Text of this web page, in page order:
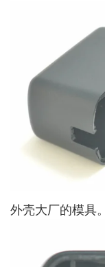
外壳大厂的模具。